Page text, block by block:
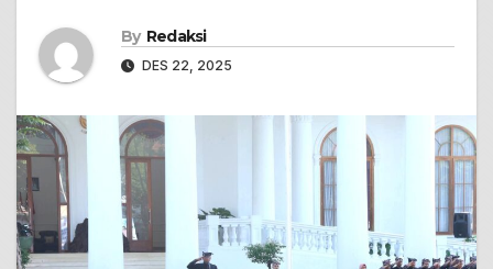
By Redaksi
DES 22, 2025